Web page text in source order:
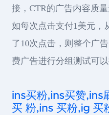
接，CTR的广告内容质
如每次点击支付1美元，
了10次点击，则整个广
费广告进行分组测试可以
ins买粉,ins买赞,ins
买 粉,ins 买粉,ig 买